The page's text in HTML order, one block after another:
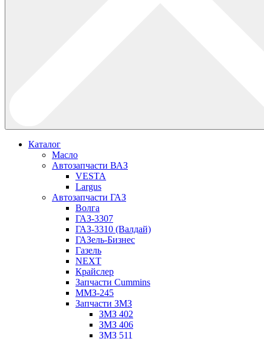
Каталог
Масло
Автозапчасти ВАЗ
VESTA
Largus
Автозапчасти ГАЗ
Волга
ГАЗ-3307
ГАЗ-3310 (Валдай)
ГАЗель-Бизнес
Газель
NEXT
Крайслер
Запчасти Cummins
ММЗ-245
Запчасти ЗМЗ
ЗМЗ 402
ЗМЗ 406
ЗМЗ 511